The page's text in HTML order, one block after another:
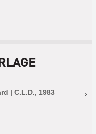
| C.L.D., 1983